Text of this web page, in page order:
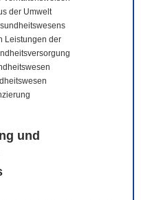
der Umwelt
Leistungen der
und